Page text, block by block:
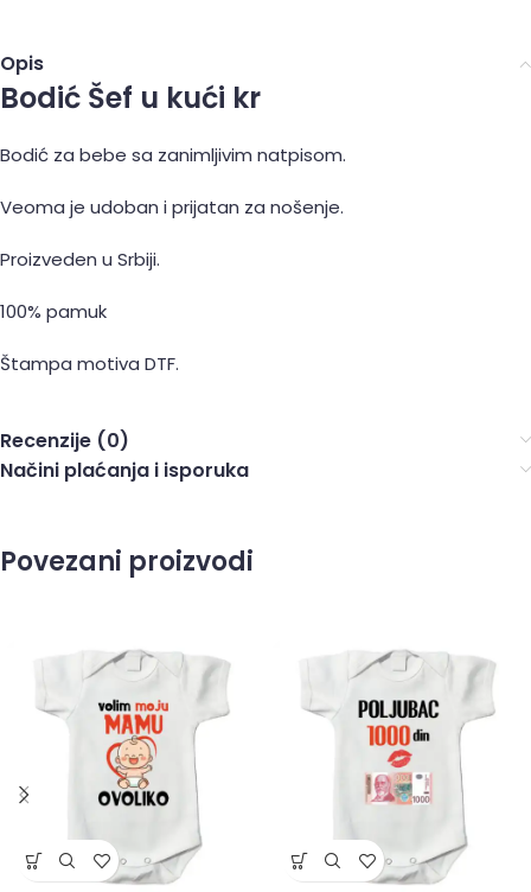
Opis
Bodić Šef u kući kr
Bodić za bebe sa zanimljivim natpisom.
Veoma je udoban i prijatan za nošenje.
Proizveden u Srbiji.
100% pamuk
Štampa motiva DTF.
Recenzije (0)
Načini plaćanja i isporuka
Povezani proizvodi